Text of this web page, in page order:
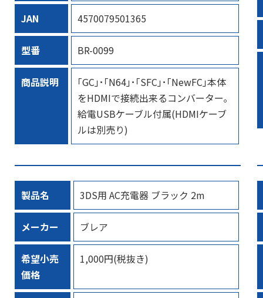
JAN 4570079501365
型番 BR-0099
商品説明
｢GC｣･｢N64｣･｢SFC｣･｢NewFC｣本体
をHDMIで接続出来るコンバーター｡
給電USBケーブル付属(HDMIケーブ
ルは別売り)
製品名 3DS用 AC充電器 ブラック 2m
メーカー ブレア
希望小売
価格
1,000円(税抜き)